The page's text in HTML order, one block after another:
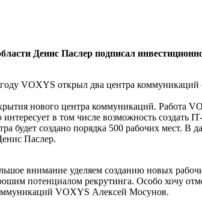
Денис Паслер подписал
VOXYS открыл два центра
нового центра коммуникаций. Работа
в том числе возможность
будет создано порядка 500 рабочих мест.
Паслер.
внимание уделяем созданию новых
потенциалом рекрутинга. Особо хочу
VOXYS Алексей Мосунов.